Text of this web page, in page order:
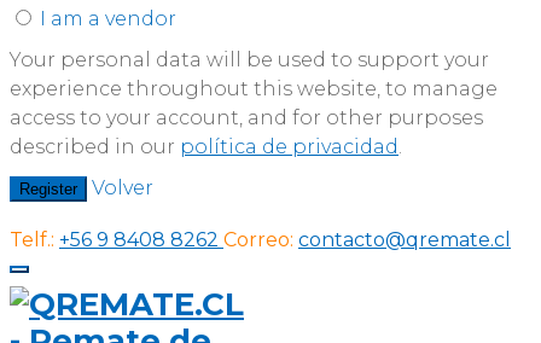
I am a vendor
Your personal data will be used to support your
experience throughout this website, to manage
access to your account, and for other purposes
described in our política de privacidad.
Register Volver
Telf.: +56 9 8408 8262 Correo: contacto@qremate.cl